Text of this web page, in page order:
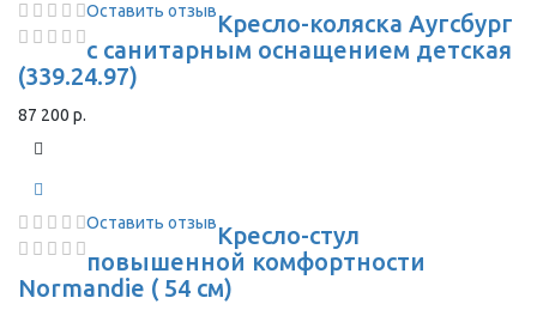
Оставить отзывКресло-коляска Аугсбург
с санитарным оснащением детская
(339.24.97)
87 200 р.
Оставить отзывКресло-стул
повышенной комфортности
Normandie ( 54 см)